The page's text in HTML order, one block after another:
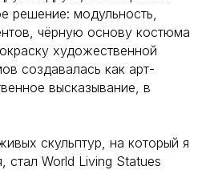
решение: модульность,
чёрную основу костюма
художественной
создавалась как арт-
высказывание, в
скульптур, на который я
стал World Living Statues